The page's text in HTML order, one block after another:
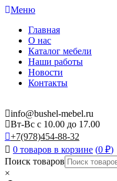
Меню
Главная
О нас
Каталог мебели
Наши работы
Новости
Контакты
info@bushel-mebel.ru
Вт-Вс c 10.00 до 17.00
+7(978)454-88-32
0 товаров в корзине (0 ₽)
Поиск товаров
×